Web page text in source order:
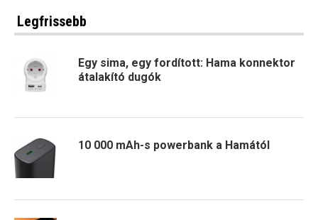
Legfrissebb
Egy sima, egy fordított: Hama konnektor
átalakító dugók
10 000 mAh-s powerbank a Hamától